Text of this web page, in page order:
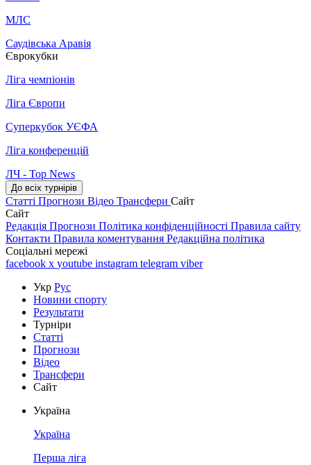
МЛС
Саудівська Аравія
Єврокубки
Ліга чемпіонів
Ліга Європи
Суперкубок УЄФА
Ліга конференцій
ЛЧ - Top News
До всіх турнірів
Статті Прогнози Відео Трансфери Сайт
Сайт
Редакція Прогнози Політика конфіденційності Правила сайту
Контакти Правила коментування Редакційна політика
Соціальні мережі
facebook x youtube instagram telegram viber
Укр Рус
Новини спорту
Результати
Турніри
Статті
Прогнози
Відео
Трансфери
Сайт
Україна
Україна
Перша ліга